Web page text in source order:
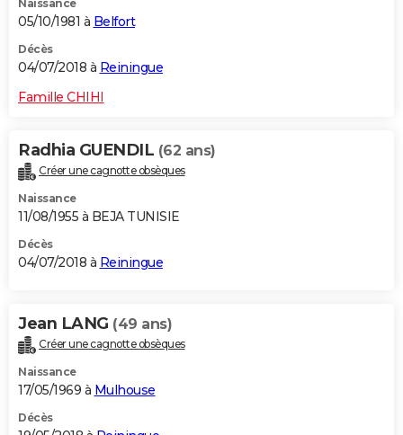
Naissance
05/10/1981 à Belfort
Décès
04/07/2018 à Reiningue
Famille CHIHI
Radhia GUENDIL (62 ans)
Créer une cagnotte obsèques
Naissance
11/08/1955 à BEJA TUNISIE
Décès
04/07/2018 à Reiningue
Jean LANG (49 ans)
Créer une cagnotte obsèques
Naissance
17/05/1969 à Mulhouse
Décès